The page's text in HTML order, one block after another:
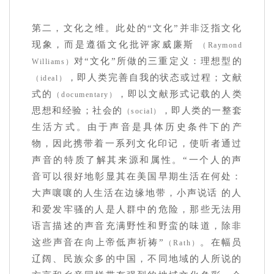
第二，文化之维。此处的“文化”并非泛指文化
现象，而是遵循文化批评家威廉斯
（Raymond
Williams） 对“文化”所做的三重定义：理想型的
（ideal）
，即人类完善自我的状态或过程；文献
式的
（documentary）
，即以文献形式记载的人类
思想和经验；社会的
（social）
，即人类的一整套
生活方式。由于声音是具体历史条件下的产
物，因此携带着一系列文化印记，使听者通过
声音的特质了解其来源和属性。“一个人的声
音可以很好地彰显其在美国早期生活在何处：
大声嚷嚷的人生活在边缘地带，小声说话 的人
和爱发牢骚的人是人群中的危险，那些无法用
语言描述的声音充满野性和野蛮的味道，除非
这些声音在向上帝低声祈祷”
（Rath） 。在幅员
辽阔、民族众多的中国，不同地域的人所说的